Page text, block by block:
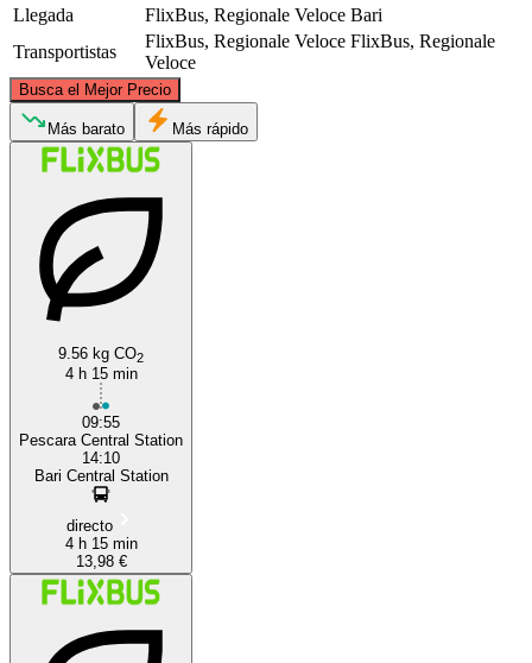
Llegada
FlixBus, Regionale Veloce Bari
Transportistas
FlixBus, Regionale Veloce FlixBus, Regionale
Veloce
Busca el Mejor Precio
Pescara
Más barato Más rápido
9.56 kg CO2
4 h 15 min
09:55
Pescara Central Station
14:10
Bari Central Station
directo
4 h 15 min
13,98 €